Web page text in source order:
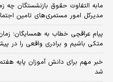
مابه التفاوت حقوق بازنشستگان
مدیرکل امور مستمری‌های تامین
پیام عراقچی خطاب به همسایگان؛
متکی باشیم و برادری واقعی را در
خبر مهم برای دانش آموزان پایه
شد